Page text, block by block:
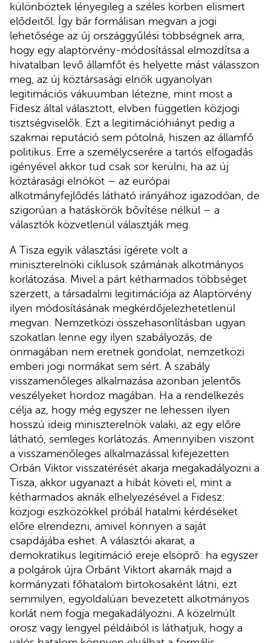
különböztek lényegileg a széles körben elismert
elődeitől. Így bár formálisan megvan a jogi
lehetősége az új országgyűlési többségnek arra,
hogy egy alaptörvény-módosítással elmozdítsa a
hivatalban levő államfőt és helyette mást válasszon
meg, az új köztársasági elnök ugyanolyan
legitimációs vákuumban létezne, mint most a
Fidesz által választott, elvben független közjogi
tisztségviselők. Ezt a legitimációhiányt pedig a
szakmai reputáció sem pótolná, hiszen az államfő
politikus. Erre a személycserére a tartós elfogadás
igényével akkor tud csak sor kerülni, ha az új
köztárasági elnököt – az európai
alkotmányfejlődés látható irányához igazodóan, de
szigorúan a hatáskörök bővítése nélkül – a
választók közvetlenül választják meg.
A Tisza egyik választási ígérete volt a
miniszterelnöki ciklusok számának alkotmányos
korlátozása. Mivel a párt kétharmados többséget
szerzett, a társadalmi legitimációja az Alaptörvény
ilyen módosításának megkérdőjelezhetetlenül
megvan. Nemzetközi összehasonlításban ugyan
szokatlan lenne egy ilyen szabályozás, de
önmagában nem eretnek gondolat, nemzetközi
emberi jogi normákat sem sért. A szabály
visszamenőleges alkalmazása azonban jelentős
veszélyeket hordoz magában. Ha a rendelkezés
célja az, hogy még egyszer ne lehessen ilyen
hosszú ideig miniszterelnök valaki, az egy előre
látható, semleges korlátozás. Amennyiben viszont
a visszamenőleges alkalmazással kifejezetten
Orbán Viktor visszatérését akarja megakadályozni a
Tisza, akkor ugyanazt a hibát követi el, mint a
kétharmados aknák elhelyezésével a Fidesz:
közjogi eszközökkel próbál hatalmi kérdéseket
előre elrendezni, amivel könnyen a saját
csapdájába eshet. A választói akarat, a
demokratikus legitimáció ereje elsöprő: ha egyszer
a polgárok újra Orbánt Viktort akarnák majd a
kormányzati főhatalom birtokosaként látni, ezt
semmilyen, egyoldalúan bevezetett alkotmányos
korlát nem fogja megakadályozni. A közelmúlt
orosz vagy lengyel példáiból is láthatjuk, hogy a